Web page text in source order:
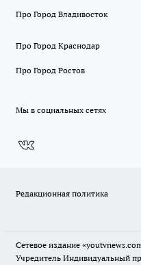
Про Город Владивосток
Про Город Краснодар
Про Город Ростов
Мы в социальных сетях
Редакционная политика
Сетевое издание
Учредитель Индивидуальный